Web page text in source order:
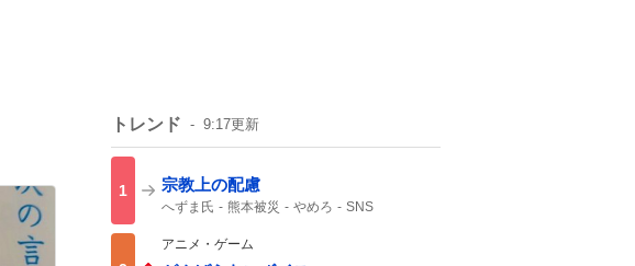
トレンド 9:17更新
1 宗教上の配慮
へずま氏 熊本被災 やめろ SNS
アニメ・ゲーム